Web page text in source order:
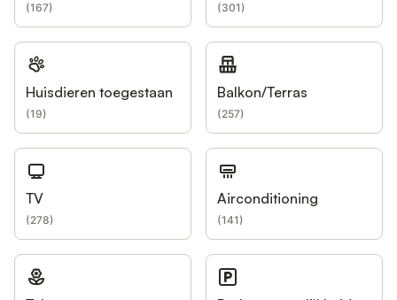
(167) (301)
Huisdieren toegestaan
(19)
Balkon/Terras
(257)
TV
(278)
Airconditioning
(141)